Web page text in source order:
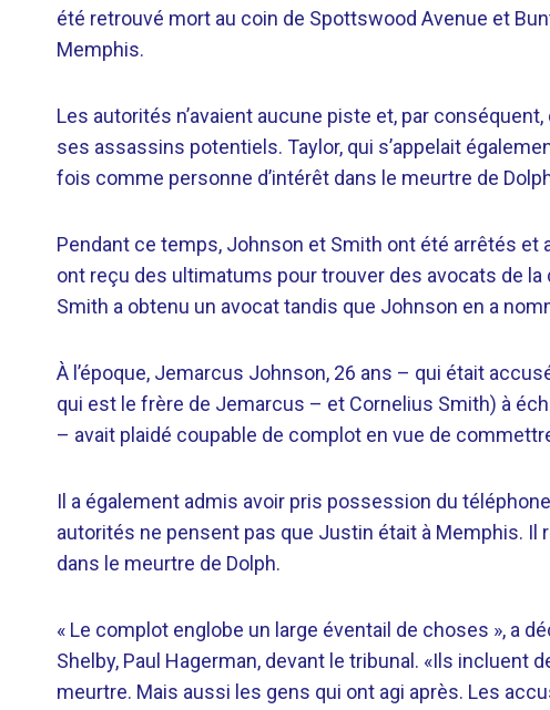
été retrouvé mort au coin de Spottswood Avenue et
Memphis.
Les autorités n’avaient aucune piste et, par
ses assassins potentiels. Taylor, qui s’appelait
fois comme personne d’intérêt dans le meurtre de
Pendant ce temps, Johnson et Smith ont été arrêtés et
ont reçu des ultimatums pour trouver des avocats de
Smith a obtenu un avocat tandis que Johnson en a
À l’époque, Jemarcus Johnson, 26 ans – qui était
qui est le frère de Jemarcus – et Cornelius Smith) à
– avait plaidé coupable de complot en vue de
Il a également admis avoir pris possession du
autorités ne pensent pas que Justin était à Memphis. Il
dans le meurtre de Dolph.
« Le complot englobe un large éventail de choses », a
Shelby, Paul Hagerman, devant le tribunal. «Ils
meurtre. Mais aussi les gens qui ont agi après. Les